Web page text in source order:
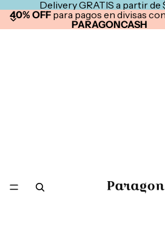
Delivery GRATIS a partir de
40% OFF para pagos en divisas
PARAGONCASH